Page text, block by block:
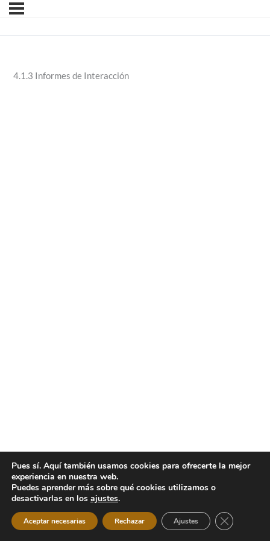
4.1.3 Informes de Interacción
Pues sí. Aquí también usamos cookies para ofrecerte la mejor
experiencia en nuestra web.
Puedes aprender más sobre qué cookies utilizamos o
desactivarlas en los ajustes.
Aceptar necesarias Rechazar Ajustes Cerrar el